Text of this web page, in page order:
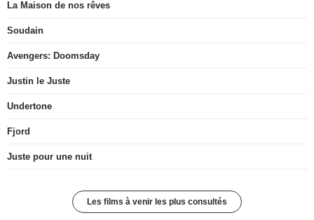
La Maison de nos rêves
Soudain
Avengers: Doomsday
Justin le Juste
Undertone
Fjord
Juste pour une nuit
Les films à venir les plus consultés